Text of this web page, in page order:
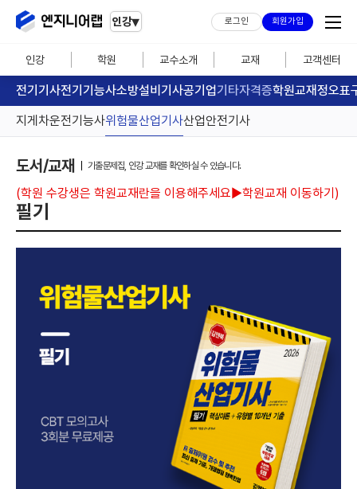
인강▾ 로그인 회원가입
인강 학원 교수소개 교재 고객센터
전기기사전기기능사소방설비기사공기업기타자격증학원교재정오표
지게차운전기능사위험물산업기사산업안전기사
도서/교재 기출문제집, 인강 교재를 확인하실 수 있습니다.
(학원 수강생은 학원교재란을 이용해주세요▶학원교재 이동하기)
필기